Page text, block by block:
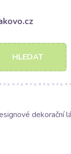
HLEDAT
dekorační